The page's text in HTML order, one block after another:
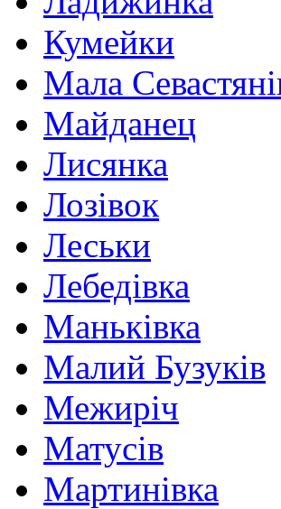
Кумейки
Мала
Майданец
Лисянка
Лозівок
Леськи
Лебедівка
Маньківка
Малий Бузуків
Межиріч
Матусів
Мартинівка